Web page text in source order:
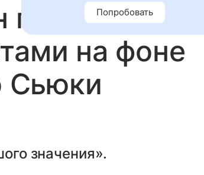
поделился
на фоне
Сьюки
значения».
Попробовать